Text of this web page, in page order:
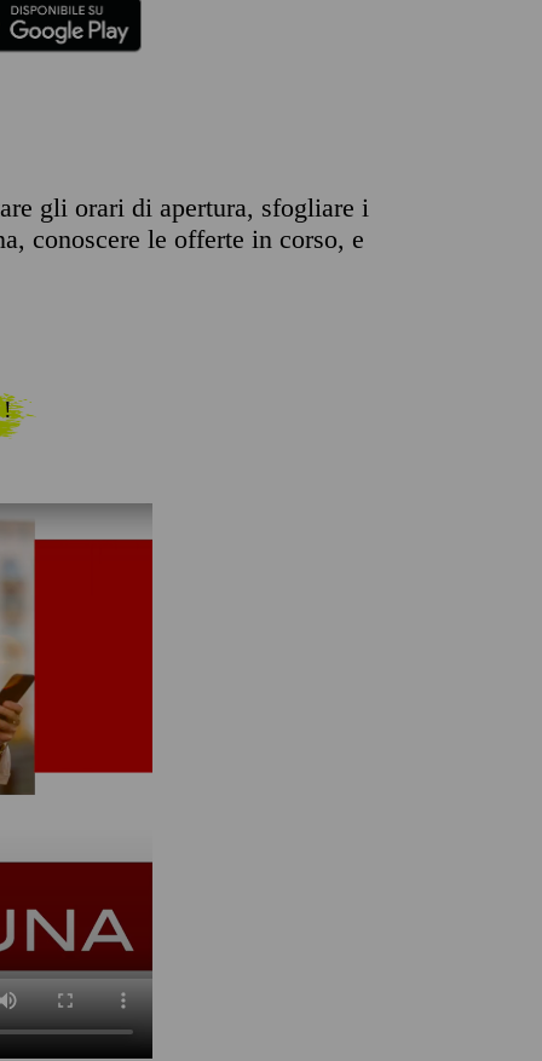
gli orari di apertura, sfogliare i
conoscere le offerte in corso, e
!